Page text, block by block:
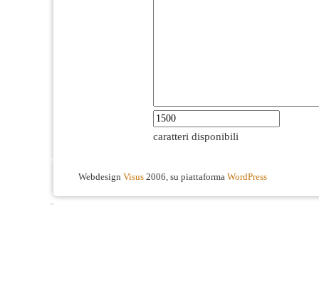
caratteri disponibili
Webdesign Visus 2006, su piattaforma WordPress